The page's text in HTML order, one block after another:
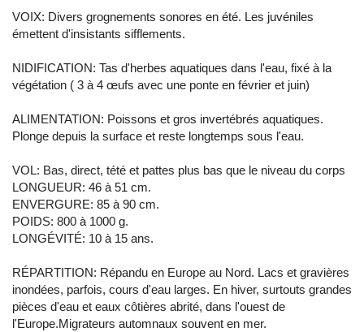
VOIX: Divers grognements sonores en été. Les juvéniles
émettent d'insistants sifflements.
NIDIFICATION: Tas d'herbes aquatiques dans l'eau, fixé à la
végétation ( 3 à 4 œufs avec une ponte en février et juin)
ALIMENTATION: Poissons et gros invertébrés aquatiques.
Plonge depuis la surface et reste longtemps sous l'eau.
VOL: Bas, direct, tété et pattes plus bas que le niveau du corps
LONGUEUR: 46 à 51 cm.
ENVERGURE: 85 à 90 cm.
POIDS: 800 à 1000 g.
LONGÉVITÉ: 10 à 15 ans.
RÉPARTITION: Répandu en Europe au Nord. Lacs et gravières
inondées, parfois, cours d'eau larges. En hiver, surtouts grandes
pièces d'eau et eaux côtières abrité, dans l'ouest de
l'Europe.Migrateurs automnaux souvent en mer.